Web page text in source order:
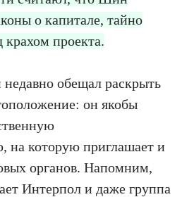
о капитале, тайно
крахом проекта.
обещал раскрыть
он якобы
на которую приглашает и
органов. Напомним,
Интерпол и даже группа